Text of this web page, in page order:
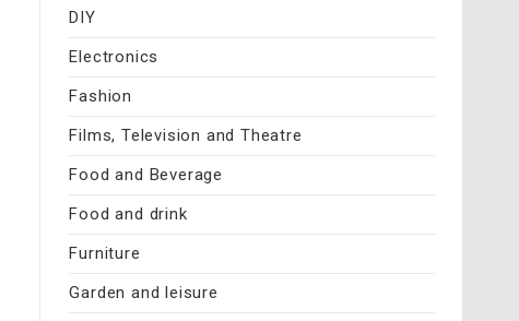
DIY
Electronics
Fashion
Films, Television and Theatre
Food and Beverage
Food and drink
Furniture
Garden and leisure